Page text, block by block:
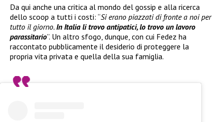
Da qui anche una critica al mondo del gossip e alla ricerca
dello scoop a tutti i costi: “Si erano piazzati di fronte a noi per
tutto il giorno.In Italia li trovo antipatici, lo trovo un lavoro
parassitario”. Un altro sfogo, dunque, con cui Fedez ha
raccontato pubblicamente il desiderio di proteggere la
propria vita privata e quella della sua famiglia.